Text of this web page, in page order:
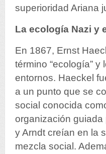
superioridad Ariana
La ecología Nazi y
En 1867, Ernst
término “ecología”
entornos. Haeckel
a un punto que se
social conocida
organización guiada
y Arndt creían en la
mezcla social.